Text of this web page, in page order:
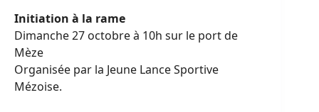
Initiation à la rame
Dimanche 27 octobre à 10h sur le port de
Mèze
Organisée par la Jeune Lance Sportive
Mézoise.